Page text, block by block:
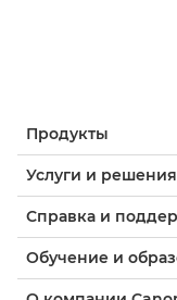
Продукты
Услуги и решения
Справка и
Обучение и